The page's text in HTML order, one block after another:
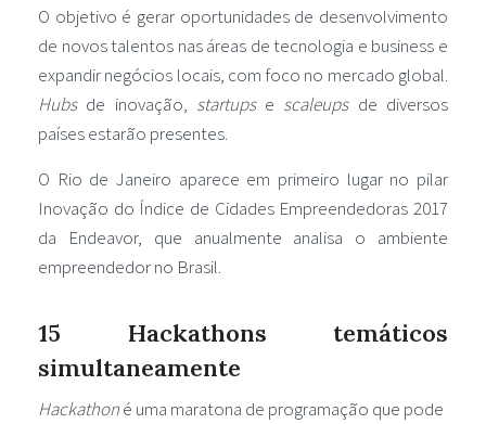
O objetivo é gerar oportunidades de desenvolvimento
de novos talentos nas áreas de tecnologia e business e
expandir negócios locais, com foco no mercado global.
Hubsde inovação, startupse scaleupsde diversos
países estarão presentes.
O Rio de Janeiro aparece em primeiro lugar no pilar
Inovação do Índice de Cidades Empreendedoras 2017
da Endeavor, que anualmente analisa o ambiente
empreendedor no Brasil.
15 Hackathons temáticos
simultaneamente
Hackathoné uma maratona de programação que pode